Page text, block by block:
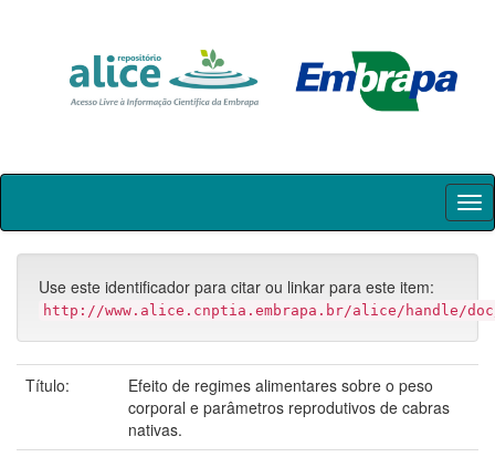
Skip
Use este identificador para citar ou linkar para este item:
http://www.alice.cnptia.embrapa.br/alice/handle/
Título:
Efeito de regimes alimentares sobre o peso
corporal e parâmetros reprodutivos de cabras
nativas.